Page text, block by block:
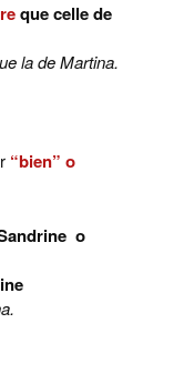
que celle de
la de Martina.
“bien” o
o